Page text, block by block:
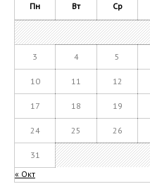
Пн Вт Ср
3 4 5
10 11 12
17 18 19
24 25 26
31
« Окт